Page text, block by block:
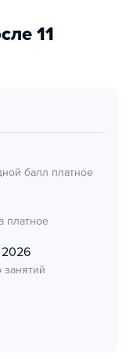
11
балл платное
платное
2026
занятий